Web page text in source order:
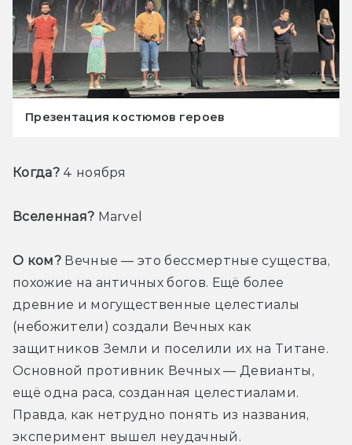
Презентация костюмов героев
Когда? 4 ноября
Вселенная? Marvel
О ком? Вечные — это бессмертные существа,
похожие на античных богов. Ещё более
древние и могущественные целестиалы
(небожители) создали Вечных как
защитников Земли и поселили их на Титане.
Основной противник Вечных — Девианты,
ещё одна раса, созданная целестиалами.
Правда, как нетрудно понять из названия,
эксперимент вышел неудачный.